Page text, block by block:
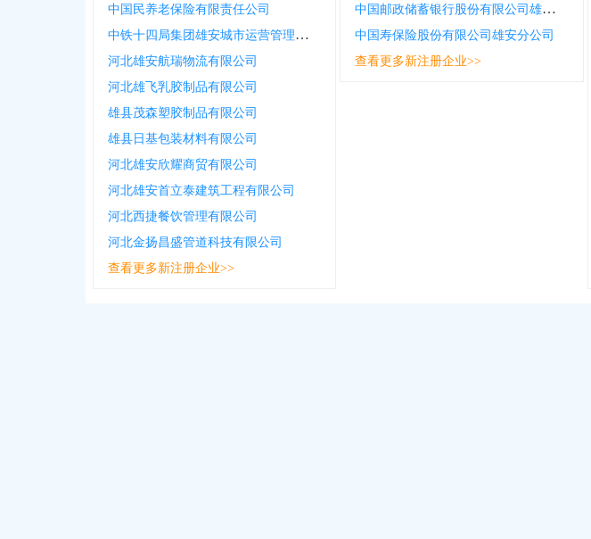
中国民养老保险有限责任公司
中铁十四局集团雄安城市运营管理有限公司
河北雄安航瑞物流有限公司
河北雄飞乳胶制品有限公司
雄县茂森塑胶制品有限公司
雄县日基包装材料有限公司
河北雄安欣耀商贸有限公司
河北雄安首立泰建筑工程有限公司
河北西捷餐饮管理有限公司
河北金扬昌盛管道科技有限公司
查看更多新注册企业>>
中国邮政储蓄银行股份有限公司雄县雄东营业所
中国寿保险股份有限公司雄安分公司
查看更多新注册企业>>